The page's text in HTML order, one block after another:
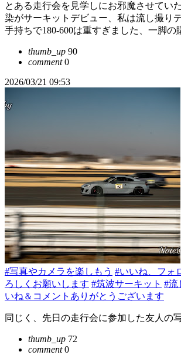
とある走行会を見学しにお邪魔させてい
染がサーキットデビュー、私は流し撮り
手持ちで180-600は重すぎました、一脚の
thumb_up 90
comment0
2026/03/21 09:53
#写真やカメラを楽しもう #いいね、フォ
ろしくお願いします #筑波サーキット #流
いね＆コメントありがとうございます
同じく、先日の走行会に参加した友人の
thumb_up 72
comment0